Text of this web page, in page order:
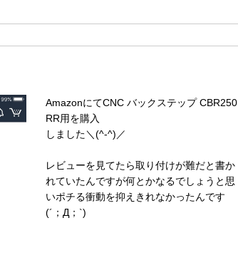
AmazonにてCNC バックステップ CBR250
RR用を購入
しました＼(^-^)／
レビューを見てたら取り付けが難だと書か
れていたんですが何とかなるでしょうと思
いポチる衝動を抑えきれなかったんです
(´；Д；`)